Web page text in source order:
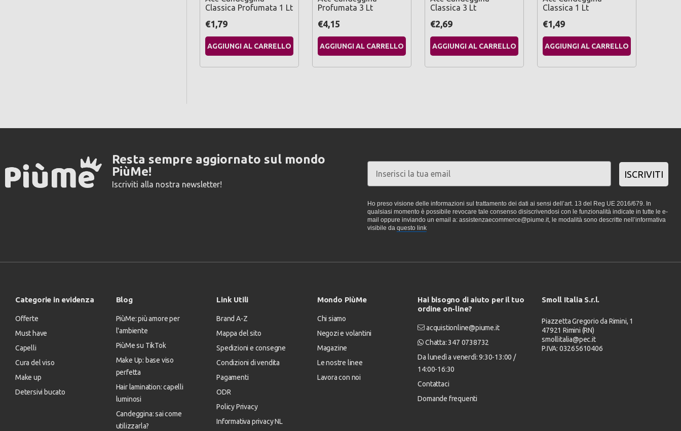
Classica Profumata 1 Lt
€1,79
AGGIUNGI AL CARRELLO
Profumata 3 Lt
€4,15
AGGIUNGI AL CARRELLO
Classica 3 Lt
€2,69
AGGIUNGI AL CARRELLO
Classica 1 Lt
€1,49
AGGIUNGI AL CARRELLO
Resta sempre aggiornato sul mondo
PiùMe!
Iscriviti alla nostra newsletter!
ISCRIVITI
Ho preso visione delle informazioni sul trattamento dei dati ai sensi dell’art. 13 del Reg UE 2016/679. In
qualsiasi momento è possibile revocare tale consenso disiscrivendosi con le funzionalità indicate in tutte le e-
mail oppure inviando un email a: assistenzaecommerce@piume.it, le modalità sono descritte nell’informativa
visibile da questo link
Categorie in evidenza
Offerte
Must have
Capelli
Cura del viso
Make up
Detersivi bucato
Blog
PiùMe: più amore per
l'ambiente
PiùMe su TikTok
Make Up: base viso
perfetta
Hair lamination: capelli
luminosi
Candeggina: sai come
utilizzarla?
Link Utili
Brand A-Z
Mappa del sito
Spedizioni e consegne
Condizioni di vendita
Pagamenti
ODR
Policy Privacy
Informativa privacy NL
Mondo PiùMe
Chi siamo
Negozi e volantini
Magazine
Le nostre linee
Lavora con noi
Hai bisogno di aiuto per il tuo
ordine on-line?
acquistionline@piume.it
Chatta: 347 0738732
Da lunedì a venerdì: 9:30-13:00 /
14:00-16:30
Contattaci
Domande frequenti
Smoll Italia S.r.l.
Piazzetta Gregorio da Rimini, 1
47921 Rimini (RN)
smollitalia@pec.it
P.IVA: 03265610406